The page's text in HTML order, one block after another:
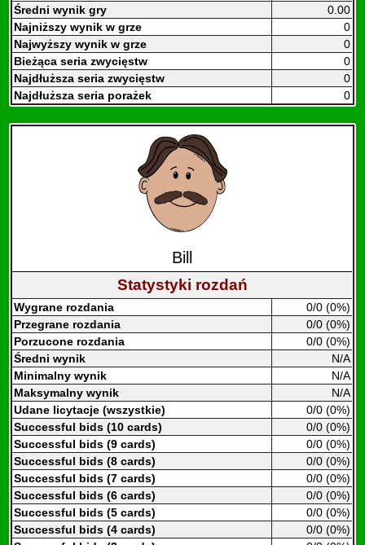
Średni wynik gry
0.00
Najniższy wynik w grze
0
Najwyższy wynik w grze
0
Bieżąca seria zwycięstw
0
Najdłuższa seria zwycięstw
0
Najdłuższa seria porażek
0
Bill
Statystyki rozdań
Wygrane rozdania
0/0 (0%)
Przegrane rozdania
0/0 (0%)
Porzucone rozdania
0/0 (0%)
Średni wynik
N/A
Minimalny wynik
N/A
Maksymalny wynik
N/A
Udane licytacje (wszystkie)
0/0 (0%)
Successful bids (10 cards)
0/0 (0%)
Successful bids (9 cards)
0/0 (0%)
Successful bids (8 cards)
0/0 (0%)
Successful bids (7 cards)
0/0 (0%)
Successful bids (6 cards)
0/0 (0%)
Successful bids (5 cards)
0/0 (0%)
Successful bids (4 cards)
0/0 (0%)